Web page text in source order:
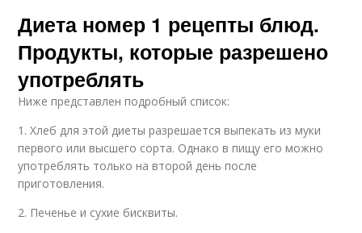
Диета номер 1 рецепты блюд.
Продукты, которые разрешено
употреблять
Ниже представлен подробный список:
1. Хлеб для этой диеты разрешается выпекать из муки
первого или высшего сорта. Однако в пищу его можно
употреблять только на второй день после
приготовления.
2. Печенье и сухие бисквиты.